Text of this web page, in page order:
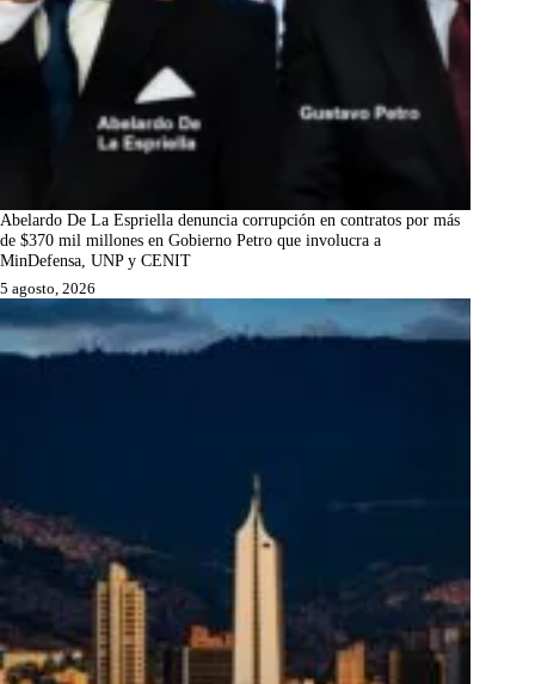
Abelardo De La Espriella denuncia corrupción en contratos por más
de $370 mil millones en Gobierno Petro que involucra a
MinDefensa, UNP y CENIT
5 agosto, 2026